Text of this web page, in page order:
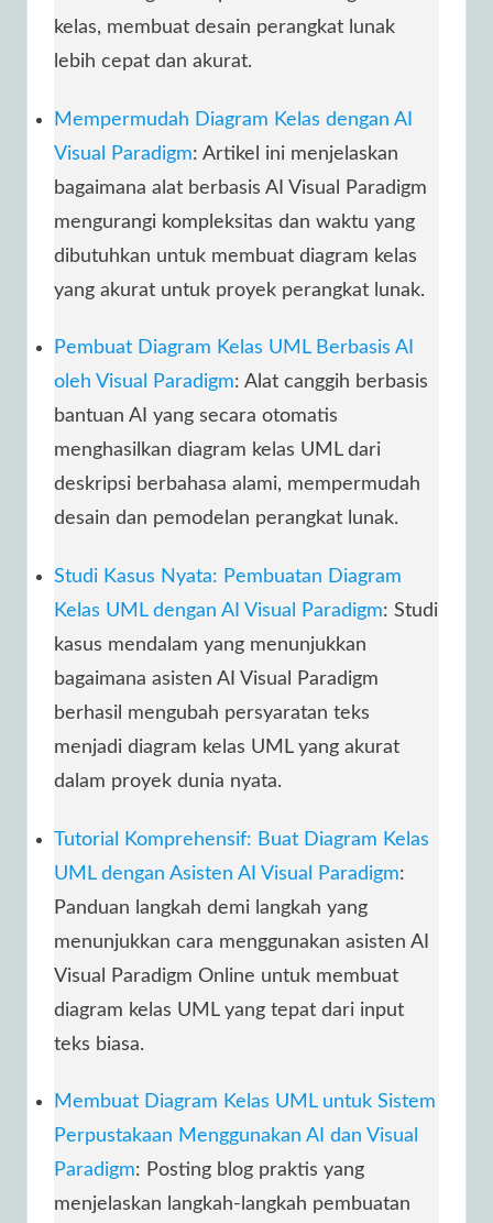
kelas, membuat desain perangkat lunak
lebih cepat dan akurat.
Mempermudah Diagram Kelas dengan AI
Visual Paradigm: Artikel ini menjelaskan
bagaimana alat berbasis AI Visual Paradigm
mengurangi kompleksitas dan waktu yang
dibutuhkan untuk membuat diagram kelas
yang akurat untuk proyek perangkat lunak.
Pembuat Diagram Kelas UML Berbasis AI
oleh Visual Paradigm: Alat canggih berbasis
bantuan AI yang secara otomatis
menghasilkan diagram kelas UML dari
deskripsi berbahasa alami, mempermudah
desain dan pemodelan perangkat lunak.
Studi Kasus Nyata: Pembuatan Diagram
Kelas UML dengan AI Visual Paradigm: Studi
kasus mendalam yang menunjukkan
bagaimana asisten AI Visual Paradigm
berhasil mengubah persyaratan teks
menjadi diagram kelas UML yang akurat
dalam proyek dunia nyata.
Tutorial Komprehensif: Buat Diagram Kelas
UML dengan Asisten AI Visual Paradigm:
Panduan langkah demi langkah yang
menunjukkan cara menggunakan asisten AI
Visual Paradigm Online untuk membuat
diagram kelas UML yang tepat dari input
teks biasa.
Membuat Diagram Kelas UML untuk Sistem
Perpustakaan Menggunakan AI dan Visual
Paradigm: Posting blog praktis yang
menjelaskan langkah-langkah pembuatan